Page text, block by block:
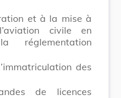
et à la mise à
civile en
réglementation
des
de licences